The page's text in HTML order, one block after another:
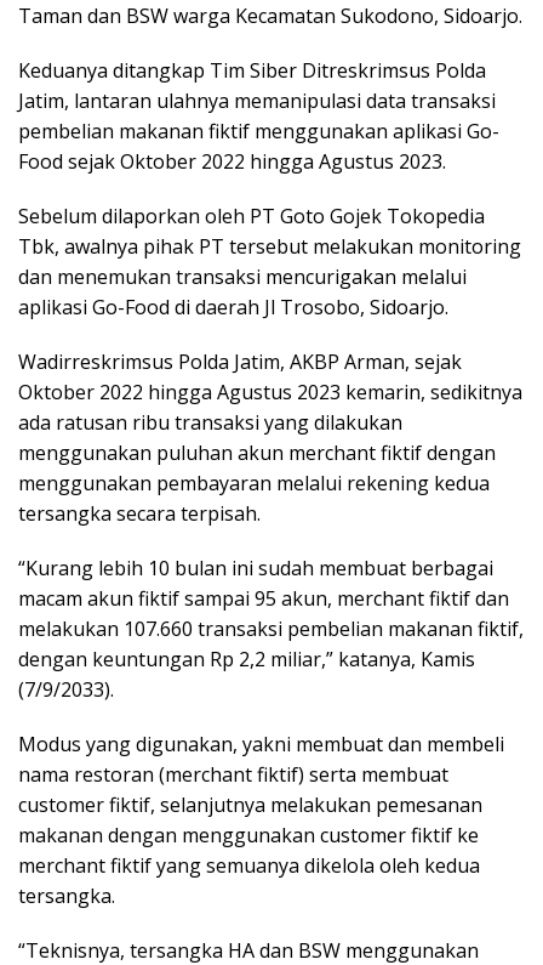
Taman dan BSW warga Kecamatan Sukodono, Sidoarjo.
Keduanya ditangkap Tim Siber Ditreskrimsus Polda
Jatim, lantaran ulahnya memanipulasi data transaksi
pembelian makanan fiktif menggunakan aplikasi Go-
Food sejak Oktober 2022 hingga Agustus 2023.
Sebelum dilaporkan oleh PT Goto Gojek Tokopedia
Tbk, awalnya pihak PT tersebut melakukan monitoring
dan menemukan transaksi mencurigakan melalui
aplikasi Go-Food di daerah Jl Trosobo, Sidoarjo.
Wadirreskrimsus Polda Jatim, AKBP Arman, sejak
Oktober 2022 hingga Agustus 2023 kemarin, sedikitnya
ada ratusan ribu transaksi yang dilakukan
menggunakan puluhan akun merchant fiktif dengan
menggunakan pembayaran melalui rekening kedua
tersangka secara terpisah.
“Kurang lebih 10 bulan ini sudah membuat berbagai
macam akun fiktif sampai 95 akun, merchant fiktif dan
melakukan 107.660 transaksi pembelian makanan fiktif,
dengan keuntungan Rp 2,2 miliar,” katanya, Kamis
(7/9/2033).
Modus yang digunakan, yakni membuat dan membeli
nama restoran (merchant fiktif) serta membuat
customer fiktif, selanjutnya melakukan pemesanan
makanan dengan menggunakan customer fiktif ke
merchant fiktif yang semuanya dikelola oleh kedua
tersangka.
“Teknisnya, tersangka HA dan BSW menggunakan